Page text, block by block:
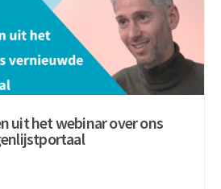
uit het webinar over ons